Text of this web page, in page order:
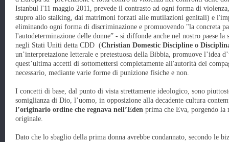
Istanbul l'11 maggio 2011, prevede il contrasto ad ogni forma di
stupro allo stalking, dai matrimoni forzati alle mutilazioni genitali) e
eliminando ogni forma di discriminazione e promuovendo "la concreta
l'autodeterminazione delle donne” - si diffonde anche nel nostro paese la
negli Stati Uniti detta CDD (Christian Domestic Discipline o
un’interpretazione letterale e pretestuosa della Bibbia, promuove l’idea
quest’ultima accetti di sottomettersi completamente all'autorità del
necessario, mediante varie forme di punizione fisiche e non.
I concetti di base, dal punto di vista strettamente ideologico, sono
somiglianza di Dio, l’uomo, in opposizione alla decadente cultura
l’originario ordine che regnava nell’Eden prima che Eva, porgendo la
originale.
Dato che lo sbaglio della prima donna avrebbe condannato, secondo le